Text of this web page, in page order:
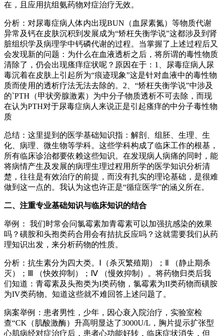
在，且应用抗组氨药物对症治疗无效。
分析：对尿毒症病人体内出现BUN（血尿素氮）等物质代谢
异常及钙在皮肤沉积到发展成为“矫枉失衡学说”这都涉及到肾
脏组织学及病理学中钙磷代谢的过程。当掌握了上述过程后又
会发现新的问题：为什么在血液透析之后，将所谓的毒性物质
清除了，仍会出现瘙痒症状呢？原因在于：1、尿毒症病人尿
毒沉着在皮肤上引起所为“痕迹现象”这是针对血液中的毒性物
质而使用的透析疗法无法去除的。2、“矫枉失衡学说”中涉及
的`PTH（甲状旁腺激素）为中分子物质透析不可去除，而现
在认为PTH对于尿毒症病人来说正是引起瘙痒的中分子毒性物
质
总结：这里提到的医学基础知识指：解剖、组胚、生理、生
化、病理、微生物等学科。这些学科构成了临床工作的根基，
所有临床诊治都要依赖这些知识。在发现病人病痛的同时，能
将病情产生及发展的病理生理过程用所学的医学知识分析清
楚，往往是有效治疗的前提，而没有扎实的理论基础，是很难
做到这一点的。我认为这也许正是“循症医学”的涵义所在。
二、注重专业基础知识与临床知识的结合
举例： 我们时常会问氯霉素加青霉素可以加强抗感染的效果
吗？磺胺和头孢类药合用会有拮抗反应吗？这就需要我们从药
理知识出发，来分析药物的性质。
分析：抗生素分为四大类。Ⅰ（杀灭繁殖期）；Ⅱ （静止期杀
灭）；Ⅲ （快效抑制）；Ⅳ （慢效抑制）。将药物归类后我
们知道：青霉素及头孢类为I类药物，氯霉素为II类药物而磺胺
为IV类药物。知道这些就不难回答上述问题了。
病案举例：患者男性，少年，因心衰入院治疗，实验室检
查“CK（肌酸激酶）升高明显达了3000U/L，胸片提示扩张型
心肌病经对症治疗后，患者心功能好转，临床症状消失，但